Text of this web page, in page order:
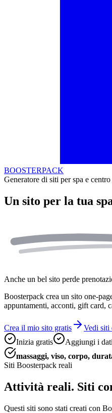
BOOSTERPACK
Generatore di siti per spa e centro
Un sito per la tua
Anche un bel sito perde
Boosterpack crea un sito one-
appuntamenti, acconti, gift card,
Crea il mio sito gratis
Vedi siti
Inizia gratis
Aggiungi i
massaggi, viso, corpo,
Siti Boosterpack reali
Attività reali. Siti
Questi siti sono stati creati con